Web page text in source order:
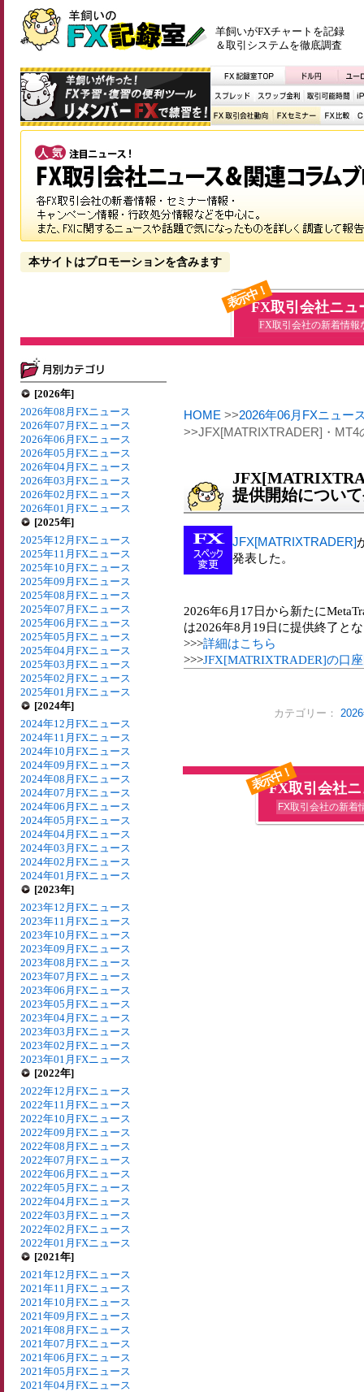
羊飼いがFXチャートを記録
＆取引システムを徹底調査
本サイトはプロモーションを含みます
表示中！FX取引会社ニュ
FX取引会社の新着情報
[2026年]
2026年08月FXニュース
2026年07月FXニュース
2026年06月FXニュース
2026年05月FXニュース
2026年04月FXニュース
2026年03月FXニュース
2026年02月FXニュース
2026年01月FXニュース
[2025年]
2025年12月FXニュース
2025年11月FXニュース
2025年10月FXニュース
2025年09月FXニュース
2025年08月FXニュース
2025年07月FXニュース
2025年06月FXニュース
2025年05月FXニュース
2025年04月FXニュース
2025年03月FXニュース
2025年02月FXニュース
2025年01月FXニュース
[2024年]
2024年12月FXニュース
2024年11月FXニュース
2024年10月FXニュース
2024年09月FXニュース
2024年08月FXニュース
2024年07月FXニュース
2024年06月FXニュース
2024年05月FXニュース
2024年04月FXニュース
2024年03月FXニュース
2024年02月FXニュース
2024年01月FXニュース
[2023年]
2023年12月FXニュース
2023年11月FXニュース
2023年10月FXニュース
2023年09月FXニュース
2023年08月FXニュース
2023年07月FXニュース
2023年06月FXニュース
2023年05月FXニュース
2023年04月FXニュース
2023年03月FXニュース
2023年02月FXニュース
2023年01月FXニュース
[2022年]
2022年12月FXニュース
2022年11月FXニュース
2022年10月FXニュース
2022年09月FXニュース
2022年08月FXニュース
2022年07月FXニュース
2022年06月FXニュース
2022年05月FXニュース
2022年04月FXニュース
2022年03月FXニュース
2022年02月FXニュース
2022年01月FXニュース
[2021年]
2021年12月FXニュース
2021年11月FXニュース
2021年10月FXニュース
2021年09月FXニュース
2021年08月FXニュース
2021年07月FXニュース
2021年06月FXニュース
2021年05月FXニュース
2021年04月FXニュース
HOME >>2026年06月FXニュー
>>JFX[MATRIXTRADER]・
提供開始につい
JFX[MATRIXTRADER]
発表した。
2026年6月17日から新たに
は2026年8月19日に提供終了と
>>>詳細はこちら
>>>JFX[MATRIXTRADER]の口
カテゴリー：
表示中！
FX取引会社
FX取引会社の新着